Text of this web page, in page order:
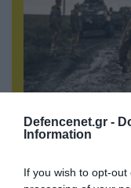
Defencenet.gr -
Information
If you wish to opt-